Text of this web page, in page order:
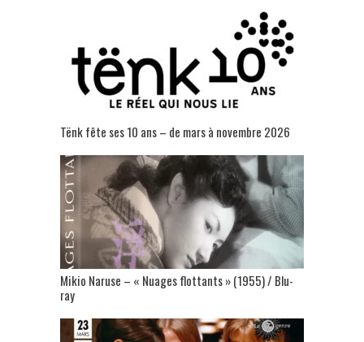
Tënk fête ses 10 ans – de mars à novembre 2026
Mikio Naruse – « Nuages flottants » (1955) / Blu-
ray